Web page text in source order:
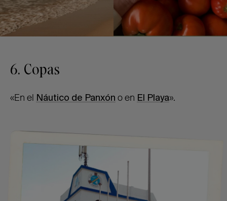
6. Copas
«En el Náutico de Panxón o en El Playa».